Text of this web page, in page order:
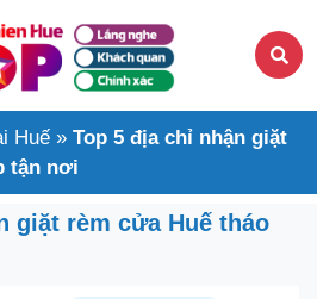
Huế » Top 5 địa chỉ nhận giặt
tận nơi
giặt rèm cửa Huế tháo